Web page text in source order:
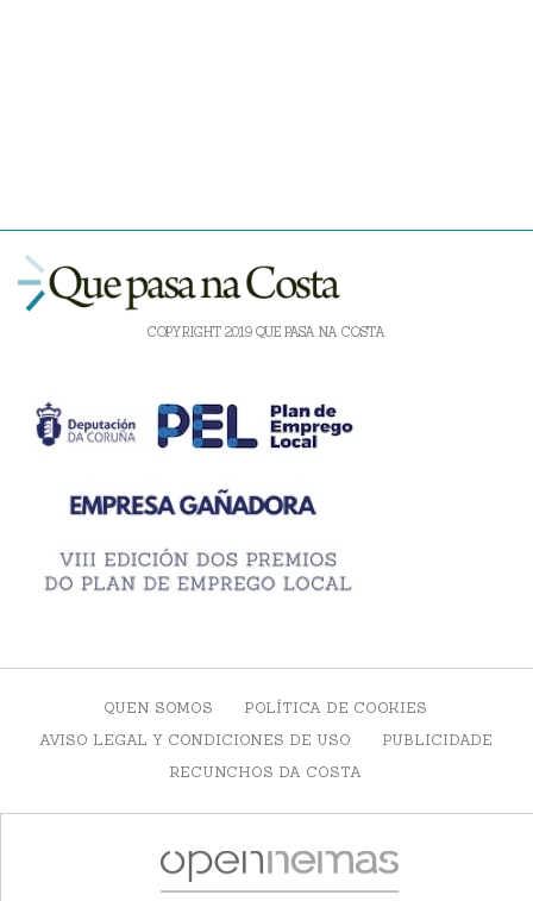
COPYRIGHT 2019 QUE PASA NA COSTA
QUEN SOMOS
POLÍTICA DE COOKIES
AVISO LEGAL Y CONDICIONES DE USO
PUBLICIDADE
RECUNCHOS DA COSTA